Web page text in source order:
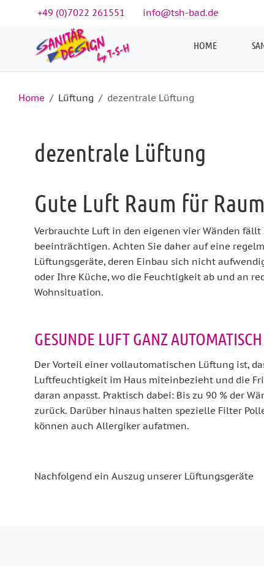
+49 (0)7022 261551 info@tsh-bad.de
HOME
Home Lüftung dezentrale Lüftung
dezentrale Lüftung
Gute Luft Raum für
Verbrauchte Luft in den eigenen vier Wänden
beeinträchtigen. Achten Sie daher auf eine
Lüftungsgeräte, deren Einbau sich nicht
oder Ihre Küche, wo die Feuchtigkeit ab und an
Wohnsituation.
GESUNDE LUFT GANZ AUTOMATISCH
Der Vorteil einer vollautomatischen Lüftung ist,
Luftfeuchtigkeit im Haus miteinbezieht und die
daran anpasst. Praktisch dabei: Bis zu 90 % der
zurück. Darüber hinaus halten spezielle Filter
können auch Allergiker aufatmen.
Nachfolgend ein Auszug unserer Lüftungsgeräte